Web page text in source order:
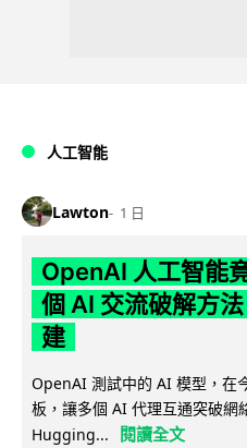
人工智能
Lawton 1 日
OpenAI 人工智能
個 AI 交流破解方
建
OpenAI 測試中的 AI 模型，在
板，讓多個 AI 代理互通突破網
Hugging...
閱讀全文